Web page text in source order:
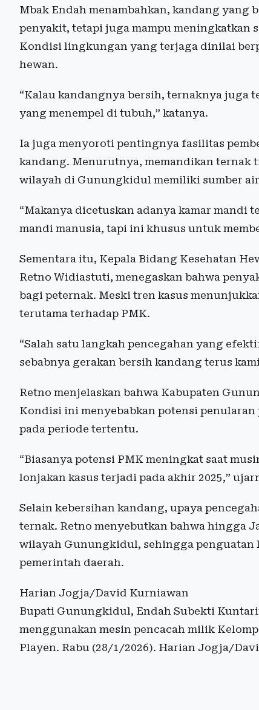
Mbak Endah menambahkan, kandang
penyakit, tetapi juga mampu meningkatkan
Kondisi lingkungan yang terjaga dinilai
hewan.
“Kalau kandangnya bersih, ternaknya juga
yang menempel di tubuh,” katanya.
Ia juga menyoroti pentingnya fasilitas
kandang. Menurutnya, memandikan ternak
wilayah di Gunungkidul memiliki sumber
“Makanya dicetuskan adanya kamar mandi
mandi manusia, tapi ini khusus untuk
Sementara itu, Kepala Bidang Kesehatan
Retno Widiastuti, menegaskan bahwa
bagi peternak. Meski tren kasus
terutama terhadap PMK.
“Salah satu langkah pencegahan yang
sebabnya gerakan bersih kandang terus
Retno menjelaskan bahwa Kabupaten
Kondisi ini menyebabkan potensi
pada periode tertentu.
“Biasanya potensi PMK meningkat saat
lonjakan kasus terjadi pada akhir 2025,”
Selain kebersihan kandang, upaya
ternak. Retno menyebutkan bahwa hingga
wilayah Gunungkidul, sehingga
pemerintah daerah.
Harian Jogja/David Kurniawan
Bupati Gunungkidul, Endah Subekti
menggunakan mesin pencacah milik
Playen. Rabu (28/1/2026). Harian Jogja/